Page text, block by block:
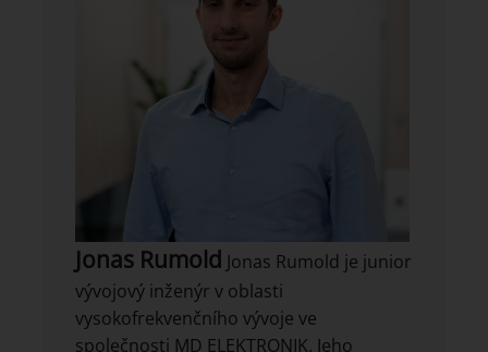
Jonas Rumold Jonas Rumold je junior
vývojový inženýr v oblasti
vysokofrekvenčního vývoje ve
společnosti MD ELEKTRONIK. Jeho